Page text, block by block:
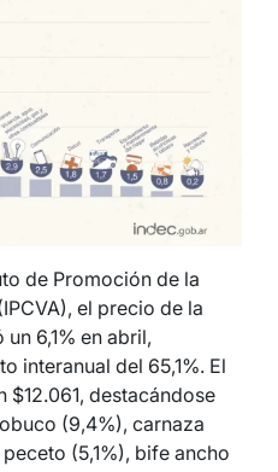
de Promoción de la
el precio de la
6,1% en abril,
interanual del 65,1%. El
destacándose
(9,4%), carnaza
(5,1%), bife ancho